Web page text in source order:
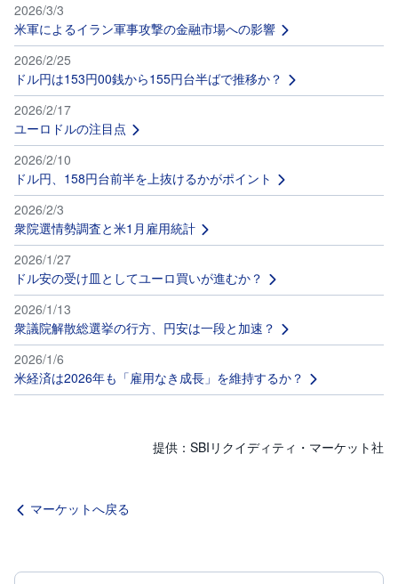
S
T(
セ
キ
ュ
リ
テ
ィ
・
ト
ー
ク
ン
)
S
BI
ラ
ッ
プ
ロ
ボ
ア
ド
(
R
O
2026/3/3
米軍によるイラン軍事攻撃の金融市場への影響
2026/2/25
ドル円は153円00銭から155円台半ばで推移か？
2026/2/17
ユーロドルの注目点
2026/2/10
ドル円、158円台前半を上抜けるかがポイント
2026/2/3
衆院選情勢調査と米1月雇用統計
2026/1/27
ドル安の受け皿としてユーロ買いが進むか？
2026/1/13
衆議院解散総選挙の行方、円安は一段と加速？
2026/1/6
米経済は2026年も「雇用なき成長」を維持するか？
提供：SBIリクイディティ・マーケット社
マーケットへ戻る